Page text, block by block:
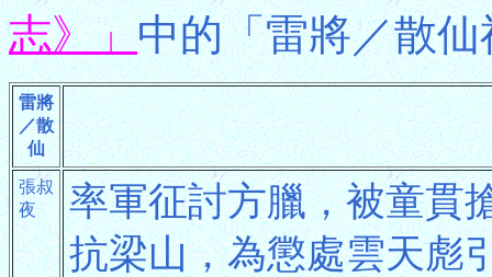
志》」中的「雷將／散
雷將
／散
仙
張叔
夜
率軍征討方臘，被童貫
抗梁山，為懲處雲天彪